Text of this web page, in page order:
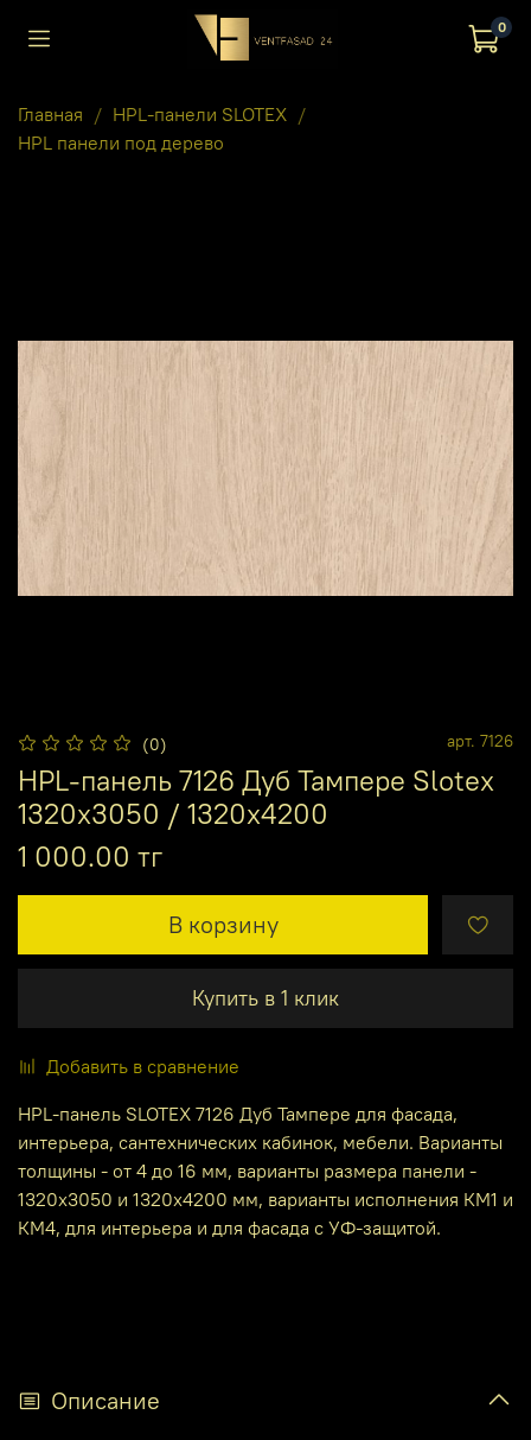
0
Главная
HPL-панели SLOTEX
HPL панели под дерево
(0) арт. 7126
HPL-панель 7126 Дуб Тампере Slotex
1320х3050 / 1320х4200
1 000.00 тг
В корзину
Купить в 1 клик
Добавить в сравнение
HPL-панель SLOTEX 7126 Дуб Тампере для фасада,
интерьера, сантехнических кабинок, мебели. Варианты
толщины - от 4 до 16 мм, варианты размера панели -
1320х3050 и 1320х4200 мм, варианты исполнения КМ1 и
КМ4, для интерьера и для фасада с УФ-защитой.
Описание